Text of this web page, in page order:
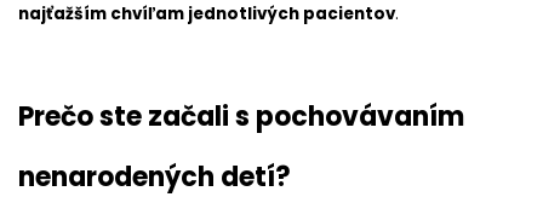
najťažším chvíľam jednotlivých pacientov.
Prečo ste začali s pochovávaním
nenarodených detí?